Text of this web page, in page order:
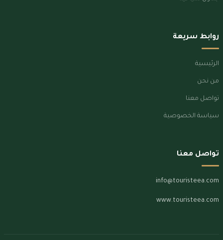
روابط سريعة
الرئيسية
من نحن
تواصل معنا
سياسة الخصوصية
تواصل معنا
info@touristeea.com
www.touristeea.com